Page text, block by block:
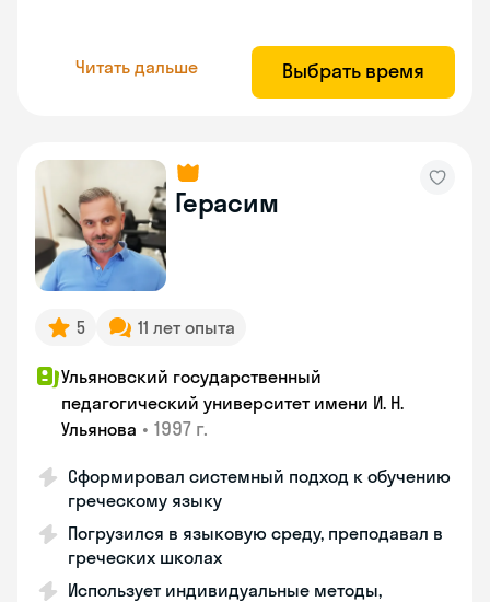
Читать дальше Выбрать время
Герасим
5 11 лет опыта
Ульяновский государственный
педагогический университет имени И. Н.
Ульянова • 1997 г.
Сформировал системный подход к обучению
греческому языку
Погрузился в языковую среду, преподавал в
греческих школах
Использует индивидуальные методы,